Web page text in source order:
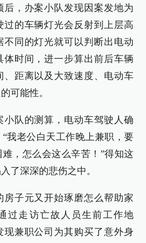
后，办案小队发现因案发地为
过的车辆灯光会反射到上层高
不同的灯光就可以判断出电动
体时间，进一步算出前后车辆
、距离以及大致速度、电动车
可能性。
小队的测算，电动车驾驶人确
我老公白天工作晚上兼职，要
，怎么会这么辛苦！”得知这
了深深的悲伤之中。
房子元又开始琢磨怎么帮助家
过走访亡故人员生前工作地
现兼职公司为其购买了意外身